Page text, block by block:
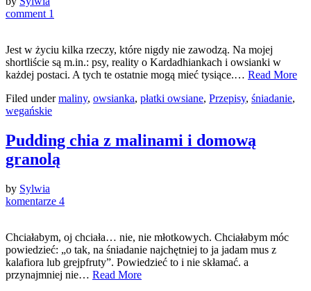
comment 1
Jest w życiu kilka rzeczy, które nigdy nie zawodzą. Na mojej
shortliście są m.in.: psy, reality o Kardadhiankach i owsianki w
każdej postaci. A tych te ostatnie mogą mieć tysiące.… Read More
Filed undermaliny, owsianka, płatki owsiane, Przepisy, śniadanie,
wegańskie
Pudding chia z malinami i domową
granolą
by Sylwia
komentarze 4
Chciałabym, oj chciała… nie, nie młotkowych. Chciałabym móc
powiedzieć: „o tak, na śniadanie najchętniej to ja jadam mus z
kalafiora lub grejpfruty”. Powiedzieć to i nie skłamać. a
przynajmniej nie… Read More